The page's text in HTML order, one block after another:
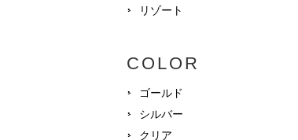
リゾート
COLOR
ゴールド
シルバー
クリア